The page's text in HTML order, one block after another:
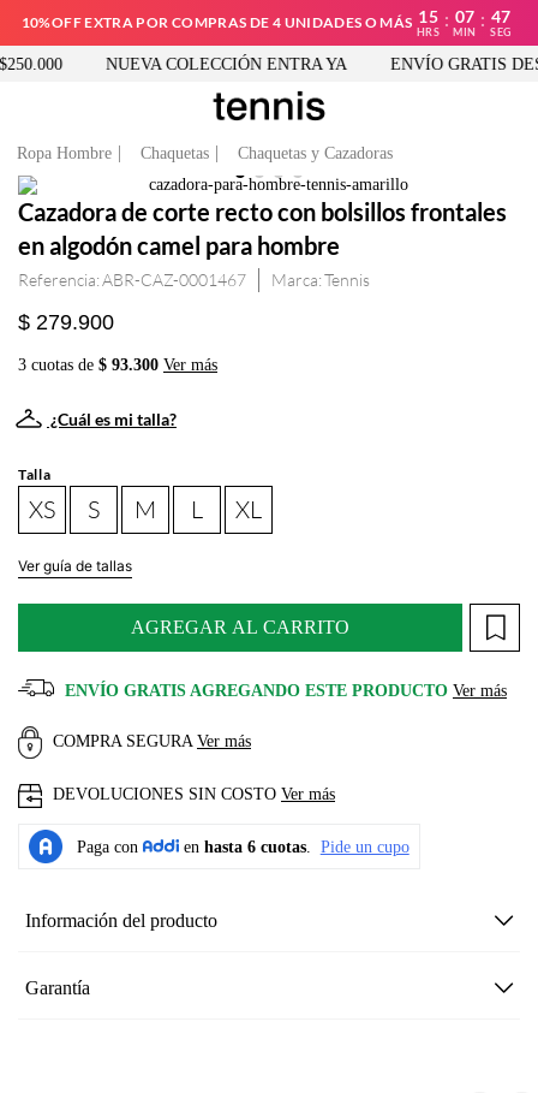
10%OFF EXTRA POR COMPRAS DE 4 UNIDADES O MÁS 15
HRS
: 07
MIN
: 47
SEG
NUEVA COLECCIÓN ENTRA YA ENVÍO GRATIS
Ropa Hombre Chaquetas Chaquetas y Cazadoras
Cazadora de corte recto con bolsillos frontales
en algodón camel para hombre
Referencia:ABR-CAZ-0001467 Tennis
$ 279.900
3 cuotas de $ 93.300 Ver más
¿Cuál es mi talla?
Talla
XS S M L XL
Ver guía de tallas
AGREGAR AL CARRITO
ENVÍO GRATIS AGREGANDO ESTE PRODUCTO Ver más
COMPRA SEGURA Ver más
DEVOLUCIONES SIN COSTO Ver más
Información del producto
Garantía